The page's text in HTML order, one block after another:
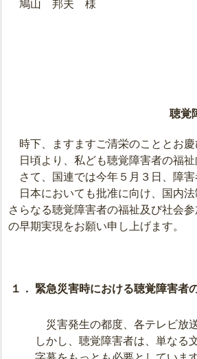
鳩山 邦夫 様
聴覚
時下、ますますご清栄のこととお慶
日頃より、私ども聴覚障害者の福祉
さて、国連では今年５月３日、障害
日本においても批准に向け、国内
さらなる聴覚障害者の福祉及び社会
の早期実現をお願い申し上げます。
１． 緊急災害時における聴覚障害者
災害発生の都度、各テレビ放
しかし、聴覚障害者は、単なる